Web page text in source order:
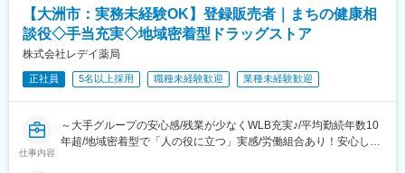
■労働組合があるので、安心して長く働ける仕組みがある：
職場での困りごとや意見を、労働組合を通じて会社に届けること
ができ、声を上げやすい環境があります。
＜数字で見るレデイ薬局＞
・男女比＝5：5
・平均勤続年数：10.9年
・月平均残業時間：8.7時間
だく可能性があります。
＼仕事のやりがい／
レデイ薬局は、地域に密着したドラッグストアとして、
「健康相談ができる身近な存在」を目指しています。
◎日々の接客を通じてお客様から直接「ありがとう」をもらえる
◎将来的には店長として、店舗・人・地域をまとめる立場を目指
せる
【大洲市：実務未経験OK】登録販売者｜まちの健康相
談役◇手当充実◇地域密着型ドラッグストア
株式会社レデイ薬局
正社員 5名以上採用 職種未経験歓迎 業種未経験歓迎
仕事内容
～大手グループの安心感/残業が少なくWLB充実♪/平均勤続年数10
年超/地域密着型で「人の役に立つ」実感/労働組合あり！安心して